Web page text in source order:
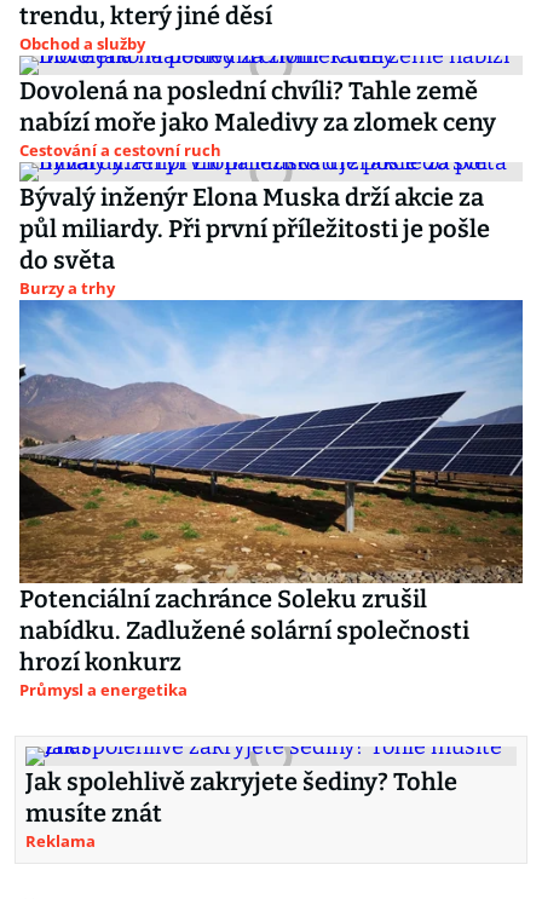
trendu, který jiné děsí
Obchod a služby
Dovolená na poslední chvíli? Tahle země
nabízí moře jako Maledivy za zlomek ceny
Cestování a cestovní ruch
Bývalý inženýr Elona Muska drží akcie za
půl miliardy. Při první příležitosti je pošle
do světa
Burzy a trhy
Potenciální zachránce Soleku zrušil
nabídku. Zadlužené solární společnosti
hrozí konkurz
Průmysl a energetika
Jak spolehlivě zakryjete šediny? Tohle
musíte znát
Reklama